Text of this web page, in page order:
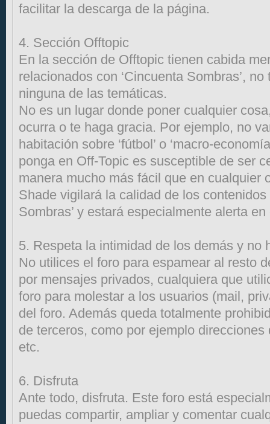
facilitar la descarga de la página.
4. Sección Offtopic
En la sección de Offtopic tienen cabida
relacionados con ‘Cincuenta Sombras’,
ninguna de las temáticas.
No es un lugar donde poner cualquier
ocurra o te haga gracia. Por ejemplo, no
habitación sobre ‘fútbol’ o ‘macro-
ponga en Off-Topic es susceptible de ser
manera mucho más fácil que en cualquier
Shade vigilará la calidad de los contenidos
Sombras’ y estará especialmente alerta
5. Respeta la intimidad de los demás y no
No utilices el foro para espamear al resto
por mensajes privados, cualquiera que
foro para molestar a los usuarios (mail,
del foro. Además queda totalmente
de terceros, como por ejemplo
etc.
6. Disfruta
Ante todo, disfruta. Este foro está
puedas compartir, ampliar y comentar